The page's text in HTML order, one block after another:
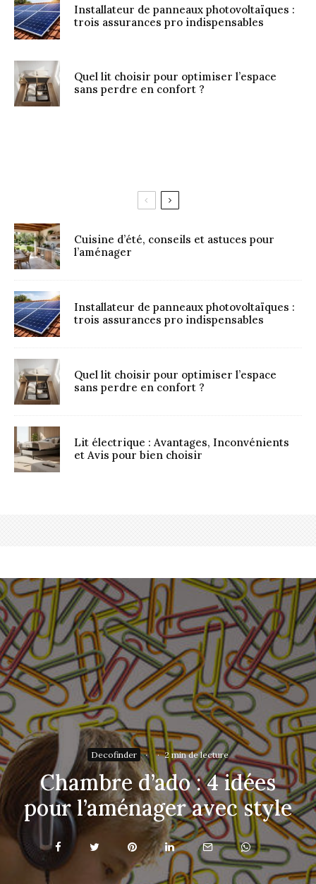
Installateur de panneaux photovoltaïques :
trois assurances pro indispensables
Quel lit choisir pour optimiser l’espace
sans perdre en confort ?
Cuisine d’été, conseils et astuces pour
l’aménager
Installateur de panneaux photovoltaïques :
trois assurances pro indispensables
Quel lit choisir pour optimiser l’espace
sans perdre en confort ?
Lit électrique : Avantages, Inconvénients
et Avis pour bien choisir
Decofinder · · 2 min de lecture
Chambre d’ado : 4 idées
pour l’aménager avec style